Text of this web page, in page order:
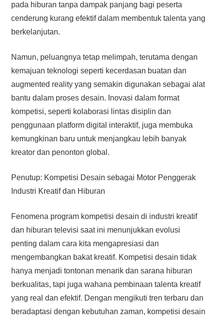
pada hiburan tanpa dampak panjang bagi peserta
cenderung kurang efektif dalam membentuk talenta yang
berkelanjutan.
Namun, peluangnya tetap melimpah, terutama dengan
kemajuan teknologi seperti kecerdasan buatan dan
augmented reality yang semakin digunakan sebagai alat
bantu dalam proses desain. Inovasi dalam format
kompetisi, seperti kolaborasi lintas disiplin dan
penggunaan platform digital interaktif, juga membuka
kemungkinan baru untuk menjangkau lebih banyak
kreator dan penonton global.
Penutup: Kompetisi Desain sebagai Motor Penggerak
Industri Kreatif dan Hiburan
Fenomena program kompetisi desain di industri kreatif
dan hiburan televisi saat ini menunjukkan evolusi
penting dalam cara kita mengapresiasi dan
mengembangkan bakat kreatif. Kompetisi desain tidak
hanya menjadi tontonan menarik dan sarana hiburan
berkualitas, tapi juga wahana pembinaan talenta kreatif
yang real dan efektif. Dengan mengikuti tren terbaru dan
beradaptasi dengan kebutuhan zaman, kompetisi desain